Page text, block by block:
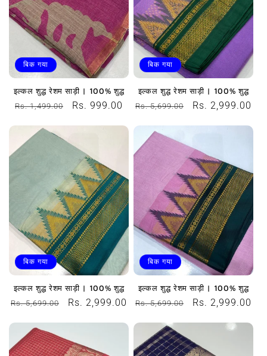
बिक गया
इल्कल शुद्ध रेशम साड़ी | 100% शुद्ध
नियमित
मूल्य
Rs. 1,499.00
विक्रय
Rs. 999.00
बिक गया
इल्कल शुद्ध रेशम साड़ी | 100% शुद्ध
नियमित
मूल्य
Rs. 5,699.00
विक्रय
Rs. 2,999.00
बिक गया
इल्कल शुद्ध रेशम साड़ी | 100% शुद्ध
नियमित
मूल्य
Rs. 5,699.00
विक्रय
Rs. 2,999.00
बिक गया
इल्कल शुद्ध रेशम साड़ी | 100% शुद्ध
नियमित
मूल्य
Rs. 5,699.00
विक्रय
Rs. 2,999.00